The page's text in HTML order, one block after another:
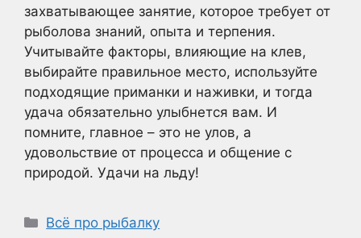
захватывающее занятие, которое требует от
рыболова знаний, опыта и терпения.
Учитывайте факторы, влияющие на клев,
выбирайте правильное место, используйте
подходящие приманки и наживки, и тогда
удача обязательно улыбнется вам. И
помните, главное – это не улов, а
удовольствие от процесса и общение с
природой. Удачи на льду!
Рубрики
Всё про рыбалку